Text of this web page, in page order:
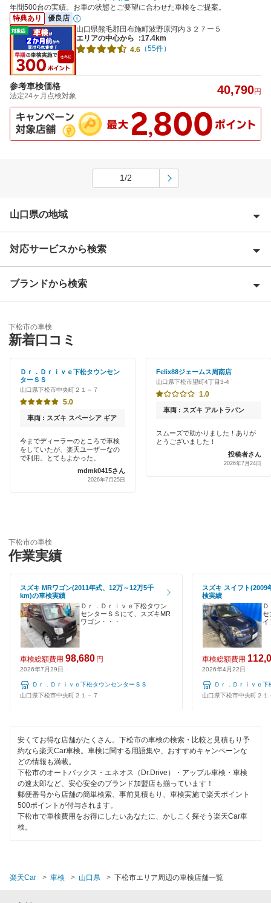
年間500台の実績。お車の状態とご要望に合わせた車検をご提案。
特典あり
優良店
山口県熊毛郡田布施町波野原河内３２７ー５
エリアの中心から
:17.4km
4.6 （55件）
参考車検価格
法定24ヶ月点検対象 40,790円
1/2
山口県の地域
阿武郡
宇部市
大島郡
玖珂郡
熊毛郡
山陽小野田市
下関市
周南市
防府市
柳井市
山口市
対応サービスから検索
Award 受賞店
特典あり
土日祝OK
代車あり
輸入車OK
夜間受付
整備保証
コンピューター診断
ブランドから検索
下松市の車検
新着口コミ
Ｄｒ．Ｄｒｉｖｅ下松タウンセン
ターＳＳ
山口県下松市中央町２１－７
5.0
車両 : スズキ スペーシア ギア
今までディーラーのところで車検
をしていたが、楽天ユーザーなの
で利用。とてもよかった。
mdmk0415さん
2026年7月25日
Felix88ジェームス周南店
山口県下松市望町4丁目3-4
1.0
車両 : スズキ アルトラパン
スムーズで助かりました！ありが
とうございました！
投稿者さん
2026年7月24日
下松市の車検
作業実績
スズキ MRワゴン(2011年式、12万～12万5千
km)の車検実績
Ｄｒ．Ｄｒｉｖｅ下松タウン
センターＳＳにて、スズキMR
ワゴン・・・
車検総額費用 98,680 円
2026年7月29日
Ｄｒ．Ｄｒｉｖｅ下松タウンセンターＳＳ
山口県下松市中央町２１－７
スズキ スイフト(2009
検実績
セ
イ
車検総額費用
2026年4月22日
Ｄｒ．Ｄｒｉｖｅ
山口県下松市中央町２１
安くてお得な店舗がたくさん。下松市の車検の検索・比較と見積もり予
約なら楽天Car車検。車検に関する用語集や、おすすめキャンペーンな
どの情報も満載。
下松市のオートバックス・エネオス（Dr.Drive）・アップル車検・車検
の速太郎など、安心安全のブランド加盟店も揃っています！
郵便番号から店舗の簡単検索、事前見積もり、車検実施で楽天ポイント
500ポイントが付与されます。
下松市で車検費用をお得にしたいあなたに、かしこく探そう楽天Car車
検。
楽天Car 車検 山口県 下松市エリア周辺の車検店舗一覧